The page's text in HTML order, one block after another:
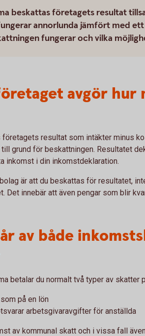
beskattas företagets resultat
annorlunda jämfört med ett
fungerar och vilka
avgör hur
resultat som intäkter minus
grund för beskattningen. Resultatet
inkomst i din inkomstdeklaration.
är att du beskattas för resultatet,
Det innebär att även pengar som blir
av både
betalar du normalt två typer av skatter
på en lön
arbetsgivaravgifter för anställda
av kommunal skatt och i vissa fall